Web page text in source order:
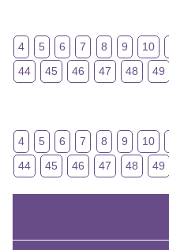
4 5 6 7 8 9 10
44
45 46 47 48 49
4 5 6 7 8 9 10
44
45 46 47 48 49